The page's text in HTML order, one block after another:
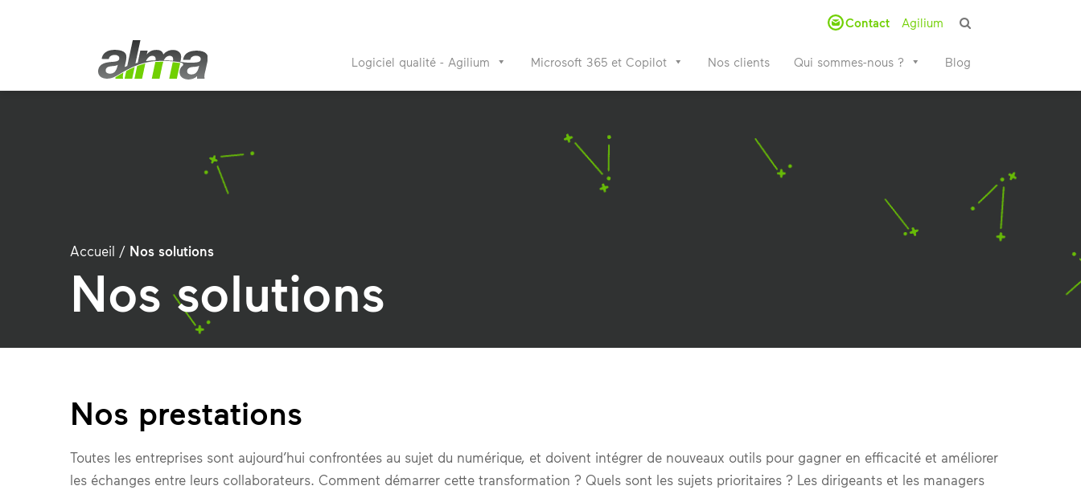
Contact Agilium
Logiciel qualité - Agilium Microsoft 365 et Copilot Nos clients Qui sommes-nous ? Blog
Accueil / Nos solutions
Nos solutions
Nos prestations
Toutes les entreprises sont aujourd’hui confrontées au sujet du numérique, et doivent intégrer de nouveaux outils pour gagner en efficacité et améliorer
les échanges entre leurs collaborateurs. Comment démarrer cette transformation ? Quels sont les sujets prioritaires ? Les dirigeants et les managers